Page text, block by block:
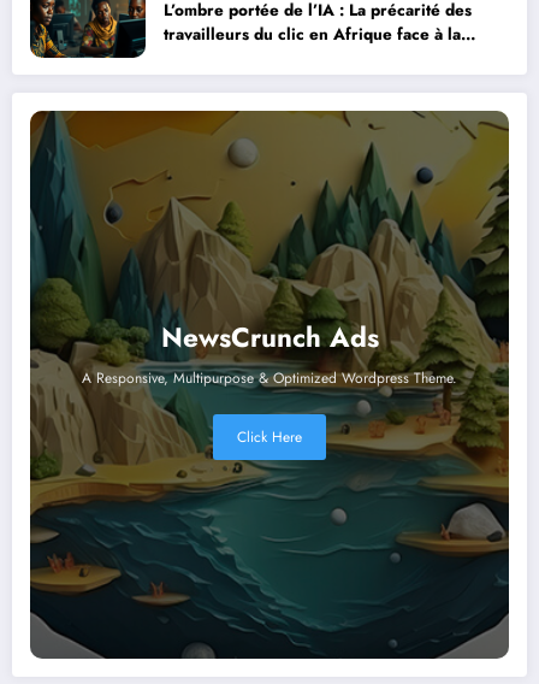
L’ombre portée de l’IA : La précarité des
travailleurs du clic en Afrique face à la
NewsCrunch Ads
A Responsive, Multipurpose & Optimized Wordpress Theme.
Click Here